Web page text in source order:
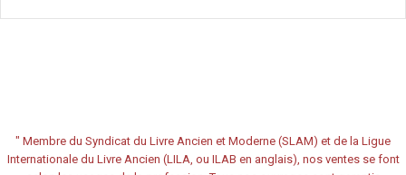
" Membre du Syndicat du Livre Ancien et Moderne (SLAM) et de la Ligue
Internationale du Livre Ancien (LILA, ou ILAB en anglais), nos ventes se font